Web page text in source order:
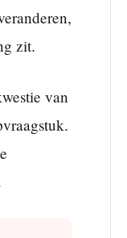
zit.
van